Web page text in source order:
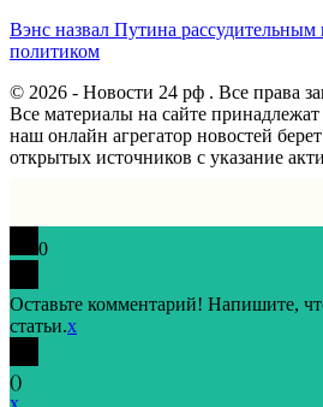
Вэнс назвал Путина
политиком
© 2026 - Новости 24 рф . Все права
Все материалы на сайте
наш онлайн агрегатор новостей
открытых источников с указание
0
Оставьте комментарий! Напишите,
статьи.x
()
x